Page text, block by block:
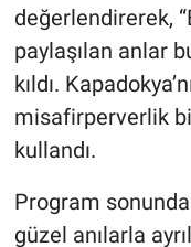
değerlendirerek,
paylaşılan anlar
kıldı.
misafirperverlik
kullandı.
Program
güzel anılarla